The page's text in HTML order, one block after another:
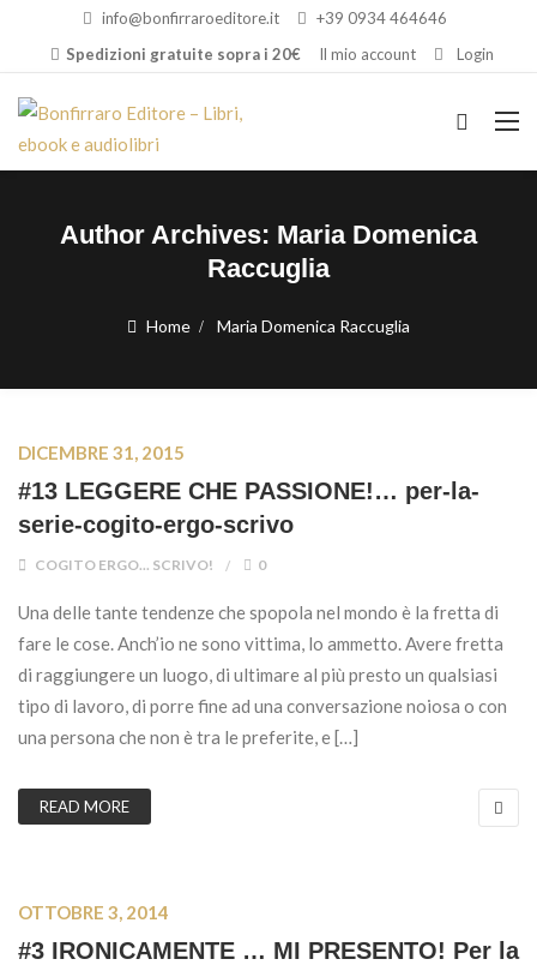
info@bonfirraroeditore.it
+39 0934 464646
Spedizioni gratuite sopra i 20€
Il mio account Login
Author Archives: Maria Domenica
Raccuglia
Home Maria Domenica Raccuglia
DICEMBRE 31, 2015
#13 LEGGERE CHE PASSIONE!… per-la-
serie-cogito-ergo-scrivo
COGITO ERGO... SCRIVO! 0
Una delle tante tendenze che spopola nel mondo è la fretta di
fare le cose. Anch’io ne sono vittima, lo ammetto. Avere fretta
di raggiungere un luogo, di ultimare al più presto un qualsiasi
tipo di lavoro, di porre fine ad una conversazione noiosa o con
una persona che non è tra le preferite, e […]
READ MORE
OTTOBRE 3, 2014
#3 IRONICAMENTE … MI PRESENTO! Per la